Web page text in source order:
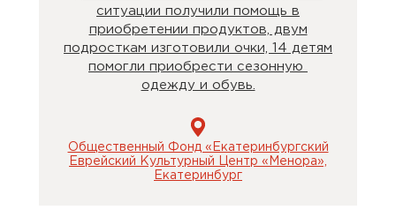
ситуации получили помощь в
приобретении продуктов, двум
подросткам изготовили очки, 14 детям
помогли приобрести сезонную
одежду и обувь.
Общественный Фонд «Екатеринбургский
Еврейский Культурный Центр «Менора»,
Екатеринбург